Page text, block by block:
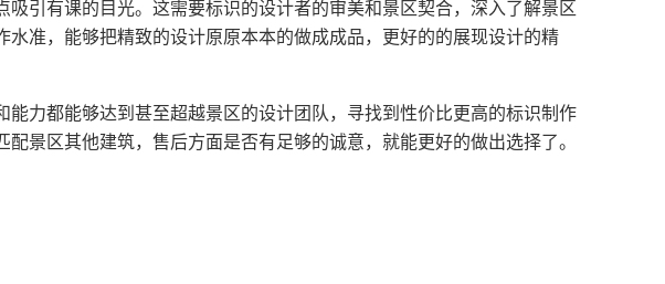
引有课的目光。这需要标识的设计者的审美和景区契合，深入了解景区
准，能够把精致的设计原原本本的做成成品，更好的的展现设计的精
力都能够达到甚至超越景区的设计团队，寻找到性价比更高的标识制作
景区其他建筑，售后方面是否有足够的诚意，就能更好的做出选择了。